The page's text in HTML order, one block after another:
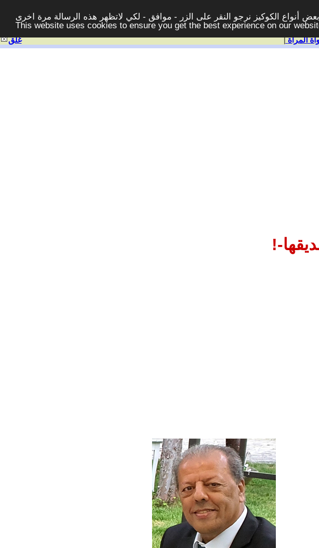
أنواع الكوكيز نرجو النقر على الزر - موافق - لكي لاتظهر هذه الرسالة مرة اخرى -
This website uses cookies to ensure you get the best experience on our
غلق | المرأة
!